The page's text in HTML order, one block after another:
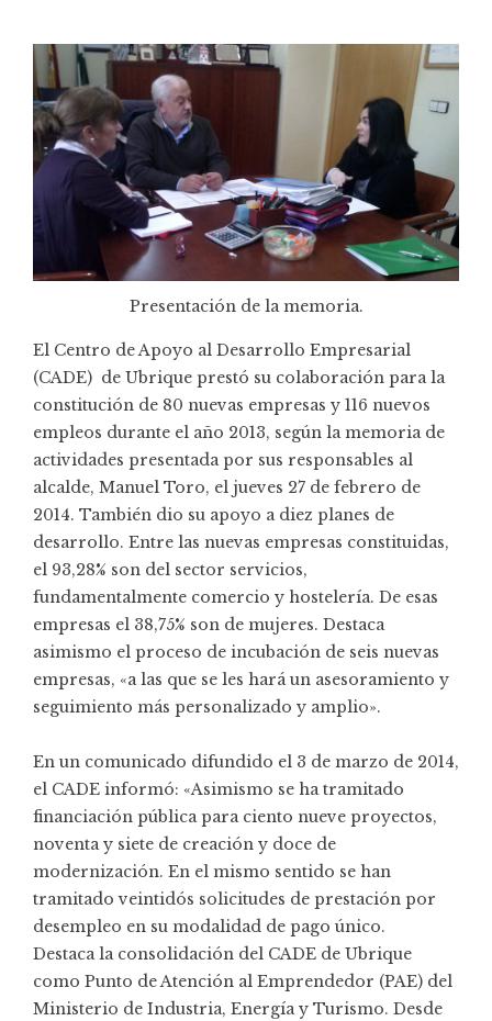
Presentación de la memoria.
El Centro de Apoyo al Desarrollo Empresarial
(CADE) de Ubrique prestó su colaboración para la
constitución de 80 nuevas empresas y 116 nuevos
empleos durante el año 2013, según la memoria de
actividades presentada por sus responsables al
alcalde, Manuel Toro, el jueves 27 de febrero de
2014. También dio su apoyo a diez planes de
desarrollo. Entre las nuevas empresas constituidas,
el 93,28% son del sector servicios,
fundamentalmente comercio y hostelería. De esas
empresas el 38,75% son de mujeres. Destaca
asimismo el proceso de incubación de seis nuevas
empresas, «a las que se les hará un asesoramiento y
seguimiento más personalizado y amplio».
En un comunicado difundido el 3 de marzo de 2014,
el CADE informó: «Asimismo se ha tramitado
financiación pública para ciento nueve proyectos,
noventa y siete de creación y doce de
modernización. En el mismo sentido se han
tramitado veintidós solicitudes de prestación por
desempleo en su modalidad de pago único.
Destaca la consolidación del CADE de Ubrique
como Punto de Atención al Emprendedor (PAE) del
Ministerio de Industria, Energía y Turismo. Desde